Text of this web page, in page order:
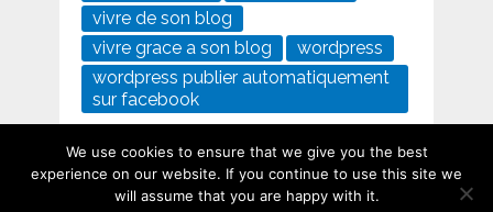
vivre de son blog
vivre grace a son blog
wordpress
wordpress publier automatiquement
sur facebook
Vivez-bloguez Copyright © 2026.
We use cookies to ensure that we give you the best
experience on our website. If you continue to use this site we
will assume that you are happy with it.